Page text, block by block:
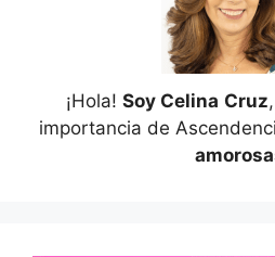
¡Hola! Soy Celina Cruz
importancia de